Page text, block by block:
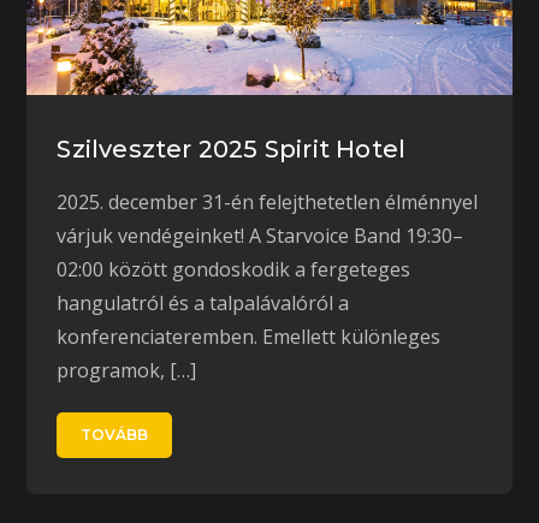
Szilveszter 2025 Spirit Hotel
2025. december 31-én felejthetetlen élménnyel
várjuk vendégeinket! A Starvoice Band 19:30–
02:00 között gondoskodik a fergeteges
hangulatról és a talpalávalóról a
konferenciateremben. Emellett különleges
programok, […]
TOVÁBB